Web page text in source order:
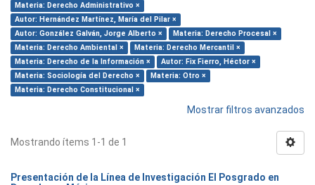
Materia: Derecho Administrativo ×
Autor: Hernández Martínez, María del Pilar ×
Autor: González Galván, Jorge Alberto ×
Materia: Derecho Procesal ×
Materia: Derecho Ambiental ×
Materia: Derecho Mercantil ×
Materia: Derecho de la Información ×
Autor: Fix Fierro, Héctor ×
Materia: Sociología del Derecho ×
Materia: Otro ×
Materia: Derecho Constitucional ×
Mostrar filtros avanzados
Mostrando ítems 1-1 de 1
Presentación de la Línea de Investigación El Posgrado en